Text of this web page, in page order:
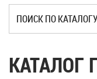
КАТАЛОГ